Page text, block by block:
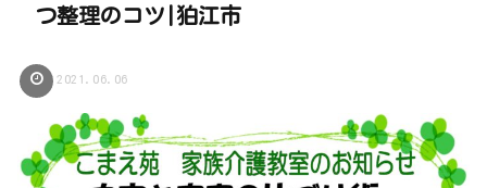
つ整理のコツ|狛江市
2021.06.06